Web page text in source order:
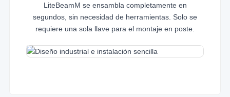
LiteBeamM se ensambla completamente en
segundos, sin necesidad de herramientas. Solo se
requiere una sola llave para el montaje en poste.